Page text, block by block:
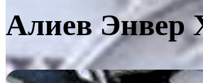
Алиев Энвер